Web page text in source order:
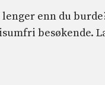
enn du
besøkende.